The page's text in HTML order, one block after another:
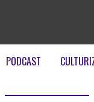
PODCAST